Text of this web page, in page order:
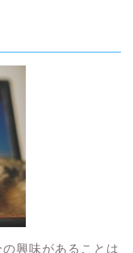
興味があることは